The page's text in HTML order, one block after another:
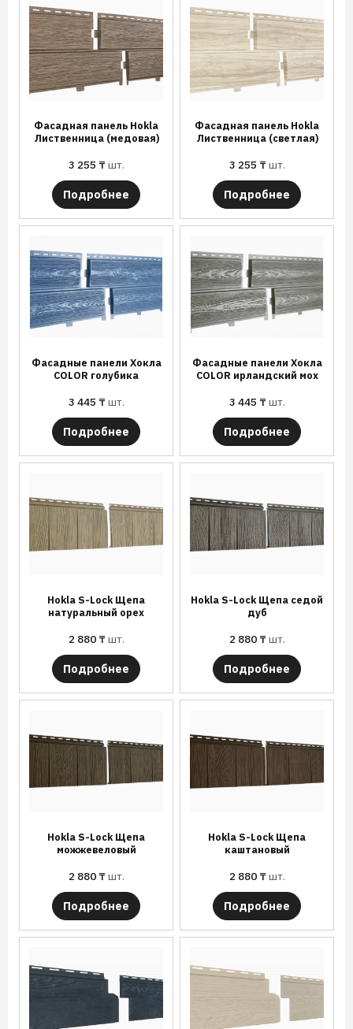
Фасадная панель Hokla
Лиственница (медовая)
3 255 ₸шт.
Подробнее
Фасадная панель Hokla
Лиственница (светлая)
3 255 ₸шт.
Подробнее
Фасадные панели Хокла
COLOR голубика
3 445 ₸шт.
Подробнее
Фасадные панели Хокла
COLOR ирландский мох
3 445 ₸шт.
Подробнее
Hokla S-Lock Щепа
натуральный орех
2 880 ₸шт.
Подробнее
Hokla S-Lock Щепа седой
дуб
2 880 ₸шт.
Подробнее
Hokla S-Lock Щепа
можжевеловый
2 880 ₸шт.
Подробнее
Hokla S-Lock Щепа
каштановый
2 880 ₸шт.
Подробнее